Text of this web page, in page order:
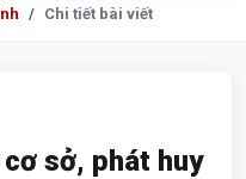
Chi tiết bài viết
sở, phát huy